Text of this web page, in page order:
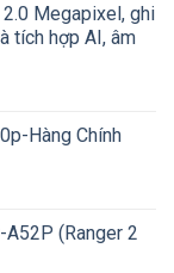
Megapixel, ghi
tích hợp AI, âm
Hàng Chính
(Ranger 2